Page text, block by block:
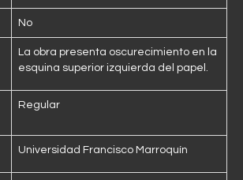
No
La obra presenta oscurecimiento en la
esquina superior izquierda del papel.
Regular
Universidad Francisco Marroquín